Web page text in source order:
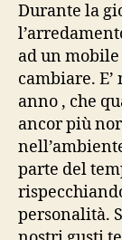
Durante la
ad un
cambiare.
anno , che
ancor più
parte del
personalità.